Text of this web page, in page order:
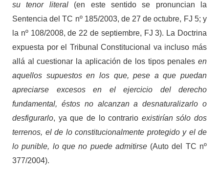
su tenor literal(en este sentido se pronuncian la
Sentencia del TC nº 185/2003, de 27 de octubre, FJ 5; y
la nº 108/2008, de 22 de septiembre, FJ 3). La Doctrina
expuesta por el Tribunal Constitucional va incluso más
allá al cuestionar la aplicación de los tipos penales en
aquellos supuestos en los que, pese a que puedan
apreciarse excesos en el ejercicio del derecho
fundamental, éstos no alcanzan a desnaturalizarlo o
desfigurarlo, ya que de lo contrario existirían sólo dos
terrenos, el de lo constitucionalmente protegido y el de
lo punible, lo que no puede admitirse(Auto del TC nº
377/2004).